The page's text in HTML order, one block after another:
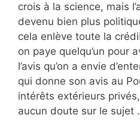
crois à la science, mais
devenu bien plus
cela enlève toute la
on paye quelqu’un pour
l’avis qu’on a envie
qui donne son avis au
intérêts extérieurs
aucun doute sur le sujet